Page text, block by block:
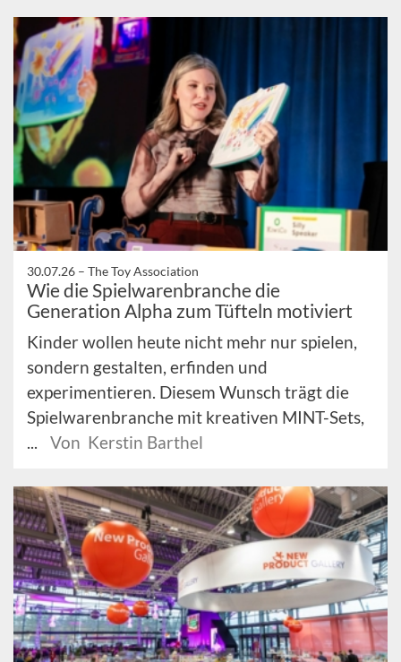
30.07.26 – The Toy Association
Wie die Spielwarenbranche die
Generation Alpha zum Tüfteln motiviert
Kinder wollen heute nicht mehr nur spielen,
sondern gestalten, erfinden und
experimentieren. Diesem Wunsch trägt die
Spielwarenbranche mit kreativen MINT-Sets,
...
Von Kerstin Barthel